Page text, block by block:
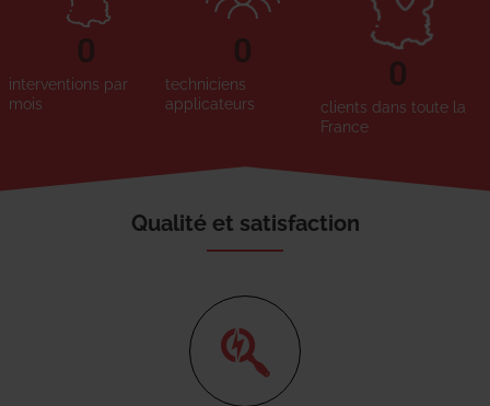
interventions par
mois
0
techniciens
applicateurs
0
clients dans toute la
France
0
Qualité et satisfaction